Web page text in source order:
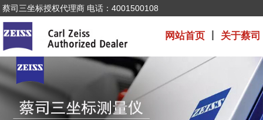
蔡司三坐标授权代理商 电话：4001500108
网站首页丨 关于蔡司